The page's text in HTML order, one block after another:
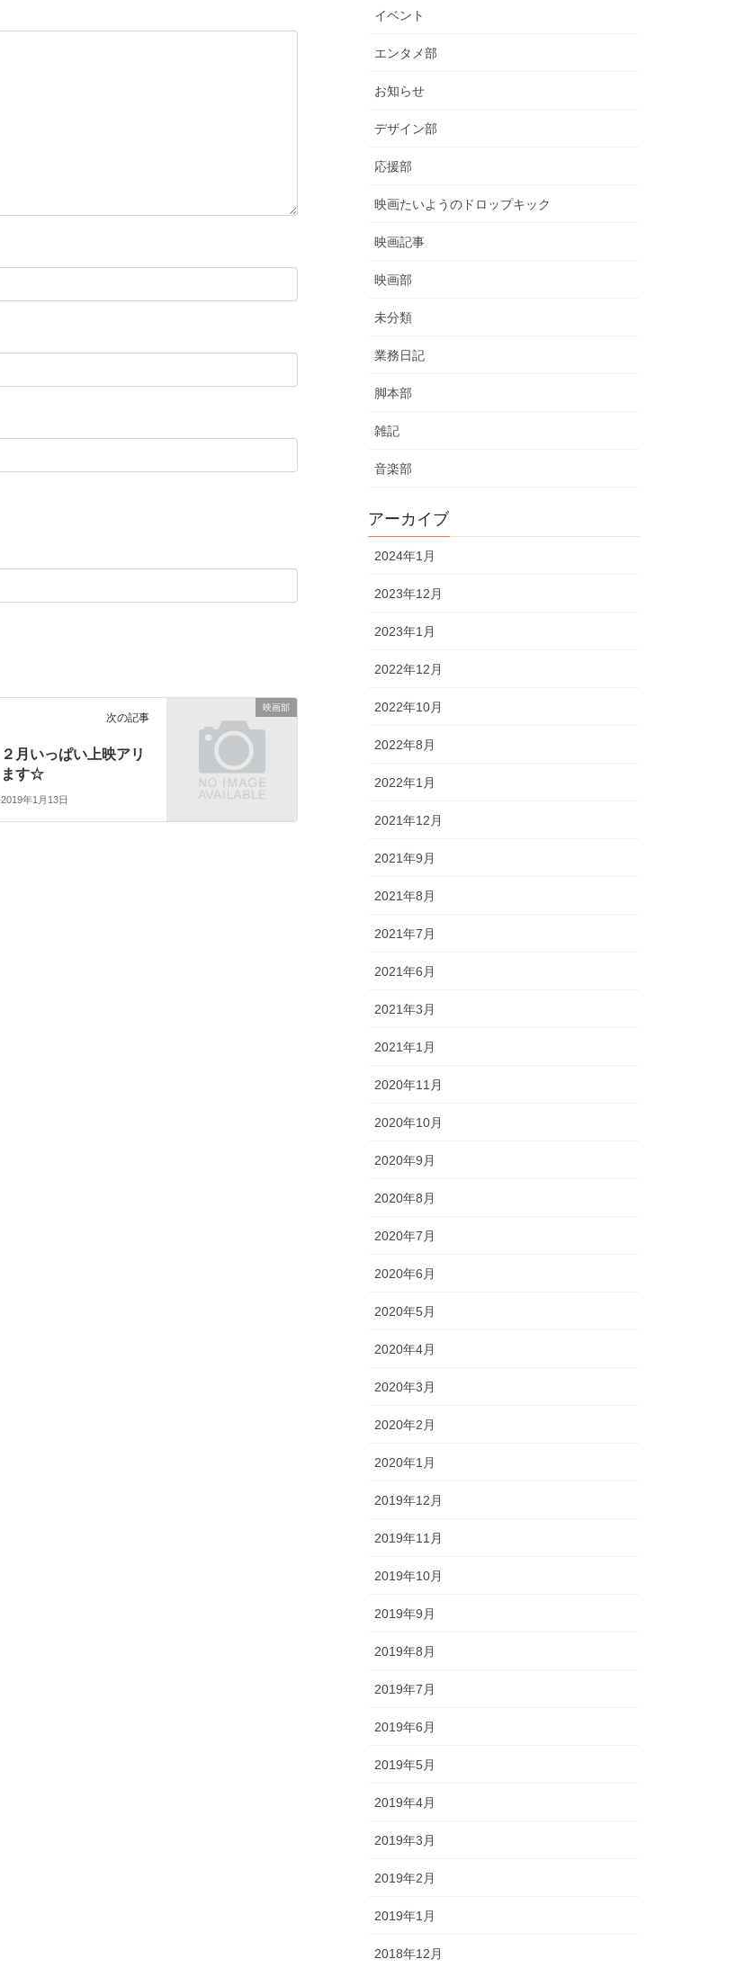
映画部
次の記事
２月いっぱい上映アリ
ます☆
2019年1月13日
イベント
エンタメ部
お知らせ
デザイン部
応援部
映画たいようのドロップキック
映画記事
映画部
未分類
業務日記
脚本部
雑記
音楽部
アーカイブ
2024年1月
2023年12月
2023年1月
2022年12月
2022年10月
2022年8月
2022年1月
2021年12月
2021年9月
2021年8月
2021年7月
2021年6月
2021年3月
2021年1月
2020年11月
2020年10月
2020年9月
2020年8月
2020年7月
2020年6月
2020年5月
2020年4月
2020年3月
2020年2月
2020年1月
2019年12月
2019年11月
2019年10月
2019年9月
2019年8月
2019年7月
2019年6月
2019年5月
2019年4月
2019年3月
2019年2月
2019年1月
2018年12月